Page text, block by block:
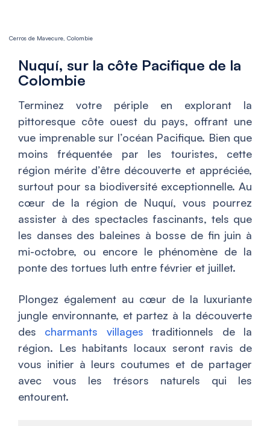
Cerros de Mavecure, Colombie
Nuquí, sur la côte Pacifique de la
Colombie
Terminez votre périple en explorant la
pittoresque côte ouest du pays, offrant une
vue imprenable sur l’océan Pacifique. Bien que
moins fréquentée par les touristes, cette
région mérite d’être découverte et appréciée,
surtout pour sa biodiversité exceptionnelle. Au
cœur de la région de Nuquí, vous pourrez
assister à des spectacles fascinants, tels que
les danses des baleines à bosse de fin juin à
mi-octobre, ou encore le phénomène de la
ponte des tortues luth entre février et juillet.
Plongez également au cœur de la luxuriante
jungle environnante, et partez à la découverte
des charmants villages traditionnels de la
région. Les habitants locaux seront ravis de
vous initier à leurs coutumes et de partager
avec vous les trésors naturels qui les
entourent.